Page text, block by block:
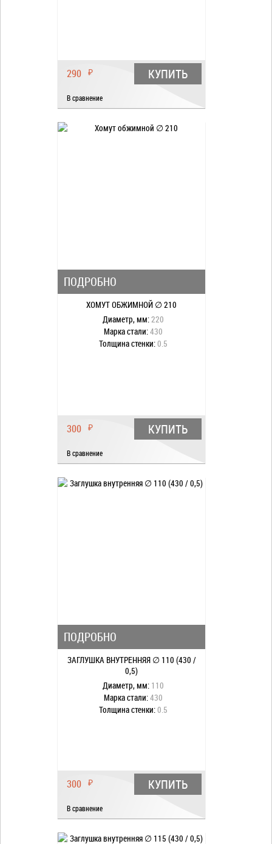
290 ₽ КУПИТЬ
В сравнение
ПОДРОБНО
ХОМУТ ОБЖИМНОЙ ∅ 210
Диаметр, мм:220
Марка стали:430
Толщина стенки:0.5
300 ₽ КУПИТЬ
В сравнение
ПОДРОБНО
ЗАГЛУШКА ВНУТРЕННЯЯ ∅ 110 (430 /
0,5)
Диаметр, мм: 110
Марка стали:430
Толщина стенки:0.5
300 ₽ КУПИТЬ
В сравнение